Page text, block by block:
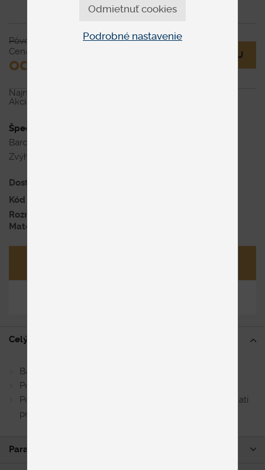
Pôvodne € 154
Cena
od € 105
MÁM OTÁZKU
Najnižšia cena za posledných 30 dní pred zľavou:
Akcia platí do vypredania zásob.
Špecifikácia uvedenej ceny
Barová stolička v látke, dubová podnož. Cena je za kus.
Zvýhodnená cena platí pri kúpe setu troch stoličiek.
Dostupnosť
Kód produktu
Rozmer
Materiál
Celý popis
Barová stolička v látke
Podnož v prevedení dub prírodný
Posledné 3 kusy ihneď k odberu. Zvýhodnená cena platí
pri kúpe celého setu stoličiek
Parametre produktu
Odmietnuť cookies
Podrobné nastavenie